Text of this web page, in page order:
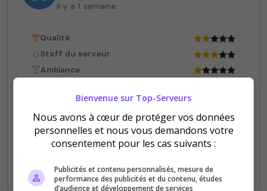
il y a 1 semaine
Qualité
Staff du serveur
Ambiance
le serveur n'est pas un serious wl le staf est
réactif mais la DA c'est faire du cash avec
la boutique si vous voyez bcp de joueur
l'argent in game
Bienvenue sur Top-Serveurs
Nous avons à cœur de protéger vos données
personnelles et nous vous demandons votre
consentement pour les cas suivants :
Publicités et contenu personnalisés, mesure de
performance des publicités et du contenu, études
d’audience et développement de services